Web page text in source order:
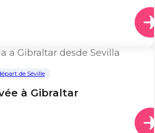
de Séville
à Gibraltar